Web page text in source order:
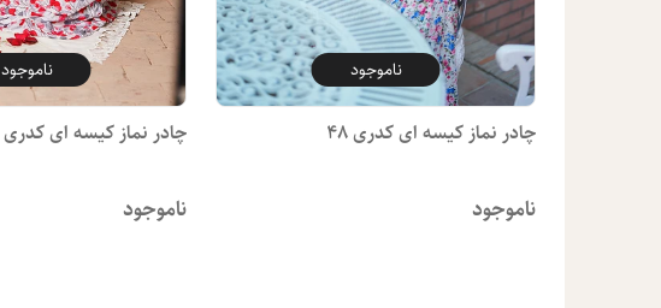
ناموجود
چادر نماز کیسه ای کدری 48
ناموجود
ناموجود
چادر نماز کیسه ای کدری 26
ناموجود